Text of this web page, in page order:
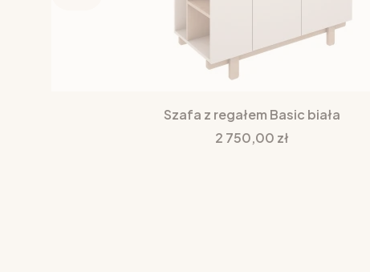
Szafa z regałem Basic biała
Cena
2 750,00 zł